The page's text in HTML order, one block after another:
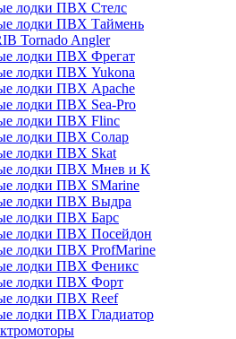
лодки ПВХ Стелс
лодки ПВХ Таймень
Tornado Angler
лодки ПВХ Фрегат
лодки ПВХ Yukona
лодки ПВХ Apache
лодки ПВХ Sea-Pro
лодки ПВХ Flinc
лодки ПВХ Солар
лодки ПВХ Skat
лодки ПВХ Мнев и К
лодки ПВХ SMarine
лодки ПВХ Выдра
лодки ПВХ Барс
лодки ПВХ Посейдон
лодки ПВХ ProfMarine
лодки ПВХ Феникс
лодки ПВХ Форт
лодки ПВХ Reef
лодки ПВХ Гладиатор